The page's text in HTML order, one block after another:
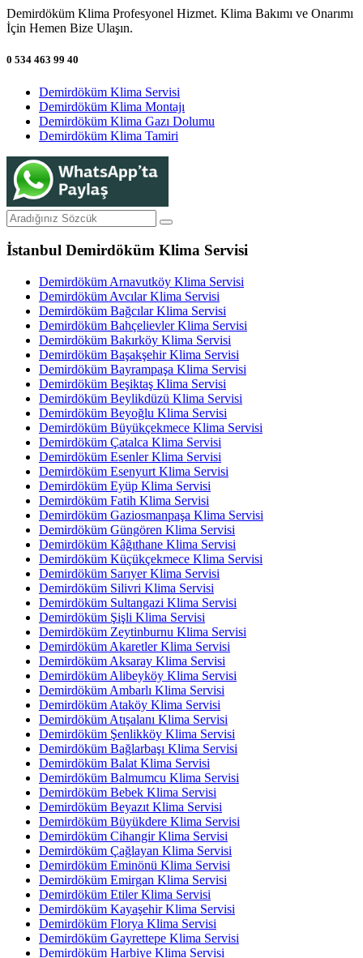
Demirdöküm Klima Profesyonel Hizmet. Klima Bakımı ve Onarımı
İçin Hemen Bize Ulaşın.
0 534 463 99 40
Demirdöküm Klima Servisi
Demirdöküm Klima Montajı
Demirdöküm Klima Gazı Dolumu
Demirdöküm Klima Tamiri
İstanbul Demirdöküm Klima Servisi
Demirdöküm Arnavutköy Klima Servisi
Demirdöküm Avcılar Klima Servisi
Demirdöküm Bağcılar Klima Servisi
Demirdöküm Bahçelievler Klima Servisi
Demirdöküm Bakırköy Klima Servisi
Demirdöküm Başakşehir Klima Servisi
Demirdöküm Bayrampaşa Klima Servisi
Demirdöküm Beşiktaş Klima Servisi
Demirdöküm Beylikdüzü Klima Servisi
Demirdöküm Beyoğlu Klima Servisi
Demirdöküm Büyükçekmece Klima Servisi
Demirdöküm Çatalca Klima Servisi
Demirdöküm Esenler Klima Servisi
Demirdöküm Esenyurt Klima Servisi
Demirdöküm Eyüp Klima Servisi
Demirdöküm Fatih Klima Servisi
Demirdöküm Gaziosmanpaşa Klima Servisi
Demirdöküm Güngören Klima Servisi
Demirdöküm Kâğıthane Klima Servisi
Demirdöküm Küçükçekmece Klima Servisi
Demirdöküm Sarıyer Klima Servisi
Demirdöküm Silivri Klima Servisi
Demirdöküm Sultangazi Klima Servisi
Demirdöküm Şişli Klima Servisi
Demirdöküm Zeytinburnu Klima Servisi
Demirdöküm Akaretler Klima Servisi
Demirdöküm Aksaray Klima Servisi
Demirdöküm Alibeyköy Klima Servisi
Demirdöküm Ambarlı Klima Servisi
Demirdöküm Ataköy Klima Servisi
Demirdöküm Atışalanı Klima Servisi
Demirdöküm Şenlikköy Klima Servisi
Demirdöküm Bağlarbaşı Klima Servisi
Demirdöküm Balat Klima Servisi
Demirdöküm Balmumcu Klima Servisi
Demirdöküm Bebek Klima Servisi
Demirdöküm Beyazıt Klima Servisi
Demirdöküm Büyükdere Klima Servisi
Demirdöküm Cihangir Klima Servisi
Demirdöküm Çağlayan Klima Servisi
Demirdöküm Eminönü Klima Servisi
Demirdöküm Emirgan Klima Servisi
Demirdöküm Etiler Klima Servisi
Demirdöküm Kayaşehir Klima Servisi
Demirdöküm Florya Klima Servisi
Demirdöküm Gayrettepe Klima Servisi
Demirdöküm Harbiye Klima Servisi